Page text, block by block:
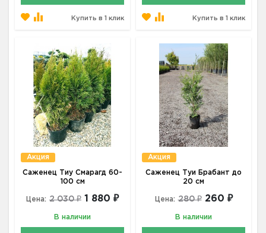
Купить в 1 клик Купить в 1 клик
Акция
Саженец Тиу Смарагд 60-
100 см
Цена: 2 030 ₽ 1 880 ₽
В наличии
Акция
Саженец Туи Брабант до
20 см
Цена: 280 ₽ 260 ₽
В наличии